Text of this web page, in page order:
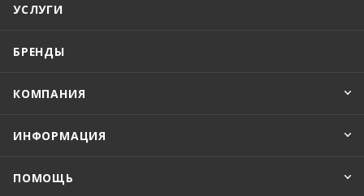
УСЛУГИ
БРЕНДЫ
КОМПАНИЯ
ИНФОРМАЦИЯ
ПОМОЩЬ